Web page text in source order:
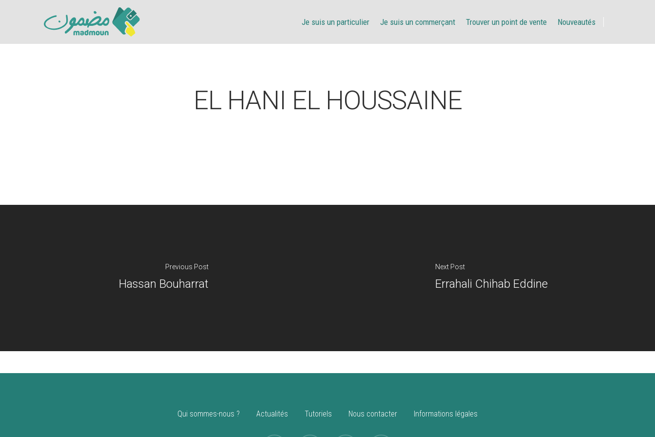
Je suis un particulier Je suis un commerçant Trouver un point de vente Nouveautés
EL HANI EL HOUSSAINE
Previous Post
Hassan Bouharrat
Next Post
Errahali Chihab Eddine
Qui sommes-nous ? Actualités Tutoriels Nous contacter Informations légales